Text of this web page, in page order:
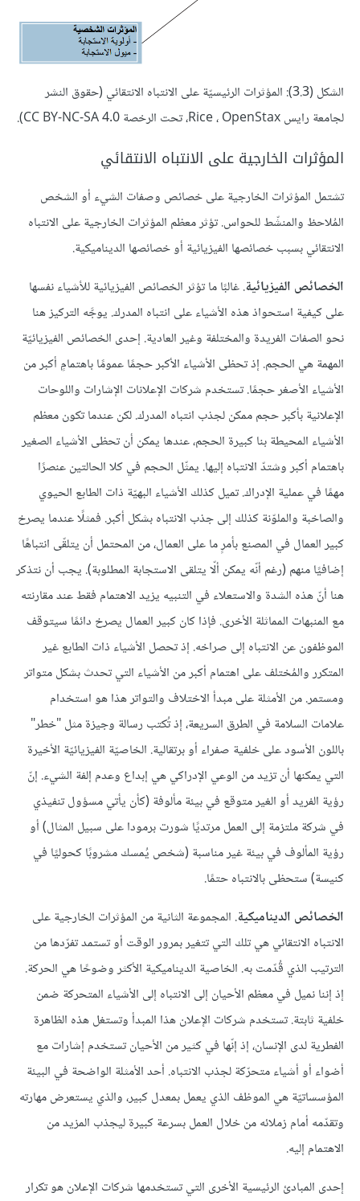
الشكل (3.3): المؤثرات الرئيسيّة على الانتباه الانتقائي (حقوق النشر
لجامعة رايس Rice ، OpenStax، تحت الرخصة CC BY-NC-SA 4.0).
المؤثرات الخارجية على الانتباه الانتقائي
تشتمل المؤثرات الخارجية على خصائص وصفات الشيء أو الشخص
المُلاحظ والمنشّط للحواس. تؤثر معظم المؤثرات الخارجية على الانتباه
الانتقائي بسبب خصائصها الفيزيائية أو خصائصها الديناميكية.
الخصائص الفيزيائية. غالبًا ما تؤثر الخصائص الفيزيائية للأشياء نفسها
على كيفية استحواذ هذه الأشياء على انتباه المدرك. يوجَّه التركيز هنا
نحو الصفات الفريدة والمختلفة وغير العادية. إحدى الخصائص الفيزيائيّة
المهمة هي الحجم. إذ تحظى الأشياء الأكبر حجمًا عمومًا باهتمامٍ أكبر من
الأشياء الأصغر حجمًا. تستخدم شركات الإعلانات الإشارات واللوحات
الإعلانية بأكبر حجم ممكن لجذب انتباه المدرك. لكن عندما تكون معظم
الأشياء المحيطة بنا كبيرة الحجم، عندها يمكن أن تحظى الأشياء الصغير
باهتمام أكبر وشتدّ الانتباه إليها. يمثّل الحجم في كلا الحالتين عنصرًا
مهمًا في عملية الإدراك. تميل كذلك الأشياء البهيّة ذات الطابع الحيوي
والصاخبة والملوّنة كذلك إلى جذب الانتباه بشكل أكبر. فمثلًا عندما يصرخ
كبير العمال في المصنع بأمرٍ ما على العمال، من المحتمل أن يتلقّى انتباهًا
إضافيًا منهم (رغم أنّه يمكن ألّا يتلقى الاستجابة المطلوبة). يجب أن نتذكر
هنا أنّ هذه الشدة والاستعلاء في التنبيه يزيد الاهتمام فقط عند مقارنته
مع المنبهات المماثلة الأخرى. فإذا كان كبير العمال يصرخ دائمًا سيتوقف
الموظفون عن الانتباه إلى صراخه. إذ تحصل الأشياء ذات الطابع غير
المتكرر والمُختلف على اهتمام أكبر من الأشياء التي تحدث بشكل متواتر
ومستمر. من الأمثلة على مبدأ الاختلاف والتواتر هذا هو استخدام
علامات السلامة في الطرق السريعة، إذ تُكتب رسالة وجيزة مثل "خطر"
باللون الأسود على خلفية صفراء أو برتقالية. الخاصيّة الفيزيائيّة الأخيرة
التي يمكنها أن تزيد من الوعي الإدراكي هي إبداع وعدم إلفة الشيء. إنّ
رؤية الفريد أو الغير متوقع في بيئة مألوفة (كأن يأتي مسؤول تنفيذي
في شركة ملتزمة إلى العمل مرتديًا شورت برمودا على سبيل المثال) أو
رؤية المألوف في بيئة غير مناسبة (شخص يُمسك مشروبًا كحوليًا في
كنيسة) ستحظى بالانتباه حتمًا.
الخصائص الديناميكية. المجموعة الثانية من المؤثرات الخارجية على
الانتباه الانتقائي هي تلك التي تتغير بمرور الوقت أو تستمد تفرّدها من
الترتيب الذي قُدّمت به. الخاصية الديناميكية الأكثر وضوحًا هي الحركة.
إذ إننا نميل في معظم الأحيان إلى الانتباه إلى الأشياء المتحركة ضمن
خلفية ثابتة. تستخدم شركات الإعلان هذا المبدأ وتستغل هذه الظاهرة
الفطرية لدى الإنسان، إذ إنّها في كثير من الأحيان تستخدم إشارات مع
أضواء أو أشياء متحرّكة لجذب الانتباه. أحد الأمثلة الواضحة في البيئة
المؤسساتيّة هي الموظف الذي يعمل بمعدل كبير، والذي يستعرض مهارته
وتقدّمه أمام زملائه من خلال العمل بسرعة كبيرة ليجذب المزيد من
الاهتمام إليه.
إحدى المبادئ الرئيسية الأخرى التي تستخدمها شركات الإعلان هو تكرار